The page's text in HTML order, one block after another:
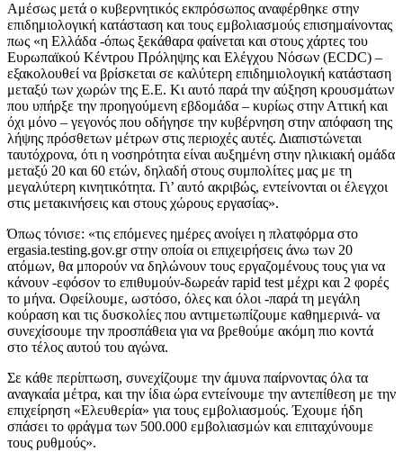
Αμέσως μετά ο κυβερνητικός εκπρόσωπος αναφέρθηκε στην
επιδημιολογική κατάσταση και τους εμβολιασμούς επισημαίνοντας
πως «η Ελλάδα -όπως ξεκάθαρα φαίνεται και στους χάρτες του
Ευρωπαϊκού Κέντρου Πρόληψης και Ελέγχου Νόσων (ECDC) –
εξακολουθεί να βρίσκεται σε καλύτερη επιδημιολογική κατάσταση
μεταξύ των χωρών της Ε.Ε. Κι αυτό παρά την αύξηση κρουσμάτων
που υπήρξε την προηγούμενη εβδομάδα – κυρίως στην Αττική και
όχι μόνο – γεγονός που οδήγησε την κυβέρνηση στην απόφαση της
λήψης πρόσθετων μέτρων στις περιοχές αυτές. Διαπιστώνεται
ταυτόχρονα, ότι η νοσηρότητα είναι αυξημένη στην ηλικιακή ομάδα
μεταξύ 20 και 60 ετών, δηλαδή στους συμπολίτες μας με τη
μεγαλύτερη κινητικότητα. Γι’ αυτό ακριβώς, εντείνονται οι έλεγχοι
στις μετακινήσεις και στους χώρους εργασίας».
Όπως τόνισε: «τις επόμενες ημέρες ανοίγει η πλατφόρμα στο
ergasia.testing.gov.gr στην οποία οι επιχειρήσεις άνω των 20
ατόμων, θα μπορούν να δηλώνουν τους εργαζομένους τους για να
κάνουν -εφόσον το επιθυμούν-δωρεάν rapid test μέχρι και 2 φορές
το μήνα. Οφείλουμε, ωστόσο, όλες και όλοι -παρά τη μεγάλη
κούραση και τις δυσκολίες που αντιμετωπίζουμε καθημερινά- να
συνεχίσουμε την προσπάθεια για να βρεθούμε ακόμη πιο κοντά
στο τέλος αυτού του αγώνα.
Σε κάθε περίπτωση, συνεχίζουμε την άμυνα παίρνοντας όλα τα
αναγκαία μέτρα, και την ίδια ώρα εντείνουμε την αντεπίθεση με την
επιχείρηση «Ελευθερία» για τους εμβολιασμούς. Έχουμε ήδη
σπάσει το φράγμα των 500.000 εμβολιασμών και επιταχύνουμε
τους ρυθμούς».